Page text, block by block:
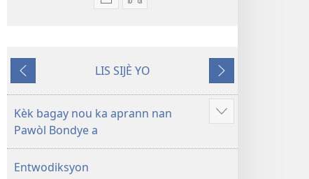
Opsyon
sou
ak
Opsyon
anrejistreman
odyo
—
Anvan
LIS SIJÈ YO
Apre
Kèk bagay nou ka aprann nan
Pawòl Bondye a
Show
Entwodiksyon